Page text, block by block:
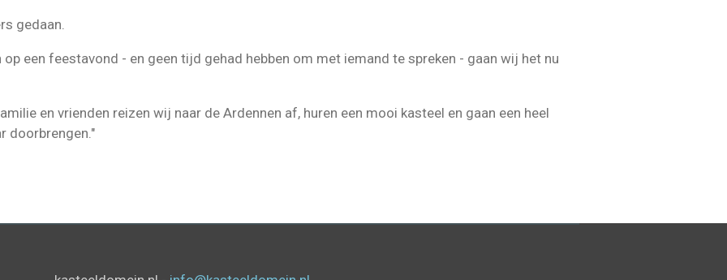
gedaan.
een feestavond - en geen tijd gehad hebben om met iemand te spreken - gaan wij het nu
en vrienden reizen wij naar de Ardennen af, huren een mooi kasteel en gaan een heel
doorbrengen."